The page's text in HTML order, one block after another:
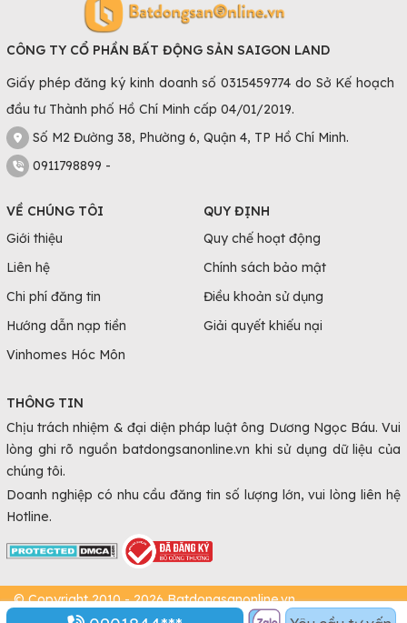
CÔNG TY CỔ PHẦN BẤT ĐỘNG SẢN SAIGON LAND
Giấy phép đăng ký kinh doanh số 0315459774 do Sở Kế hoạch
đầu tư Thành phố Hồ Chí Minh cấp 04/01/2019.
Số M2 Đường 38, Phường 6, Quận 4, TP Hồ Chí Minh.
0911798899 -
VỀ CHÚNG TÔI
Giới thiệu
Liên hệ
Chi phí đăng tin
Hướng dẫn nạp tiền
Vinhomes Hóc Môn
QUY ĐỊNH
Quy chế hoạt động
Chính sách bảo mật
Điều khoản sử dụng
Giải quyết khiếu nại
THÔNG TIN
Chịu trách nhiệm & đại diện pháp luật ông Dương Ngọc Báu. Vui
lòng ghi rõ nguồn batdongsanonline.vn khi sử dụng dữ liệu của
chúng tôi.
Doanh nghiệp có nhu cầu đăng tin số lượng lớn, vui lòng liên hệ
Hotline.
© Copyright 2010 - 2026 Batdongsanonline.vn.